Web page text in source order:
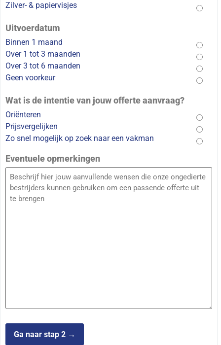
Zilver- & papiervisjes
Uitvoerdatum
Binnen 1 maand
Over 1 tot 3 maanden
Over 3 tot 6 maanden
Geen voorkeur
Wat is de intentie van jouw offerte aanvraag?
Oriënteren
Prijsvergelijken
Zo snel mogelijk op zoek naar een vakman
Eventuele opmerkingen